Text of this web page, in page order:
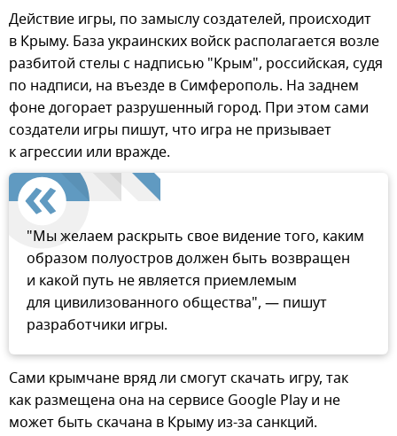
Действие игры, по замыслу создателей, происходит
в Крыму. База украинских войск располагается возле
разбитой стелы с надписью "Крым", российская, судя
по надписи, на въезде в Симферополь. На заднем
фоне догорает разрушенный город. При этом сами
создатели игры пишут, что игра не призывает
к агрессии или вражде.
"Мы желаем раскрыть свое видение того, каким
образом полуостров должен быть возвращен
и какой путь не является приемлемым
для цивилизованного общества", — пишут
разработчики игры.
Сами крымчане вряд ли смогут скачать игру, так
как размещена она на сервисе Google Play и не
может быть скачана в Крыму из-за санкций.